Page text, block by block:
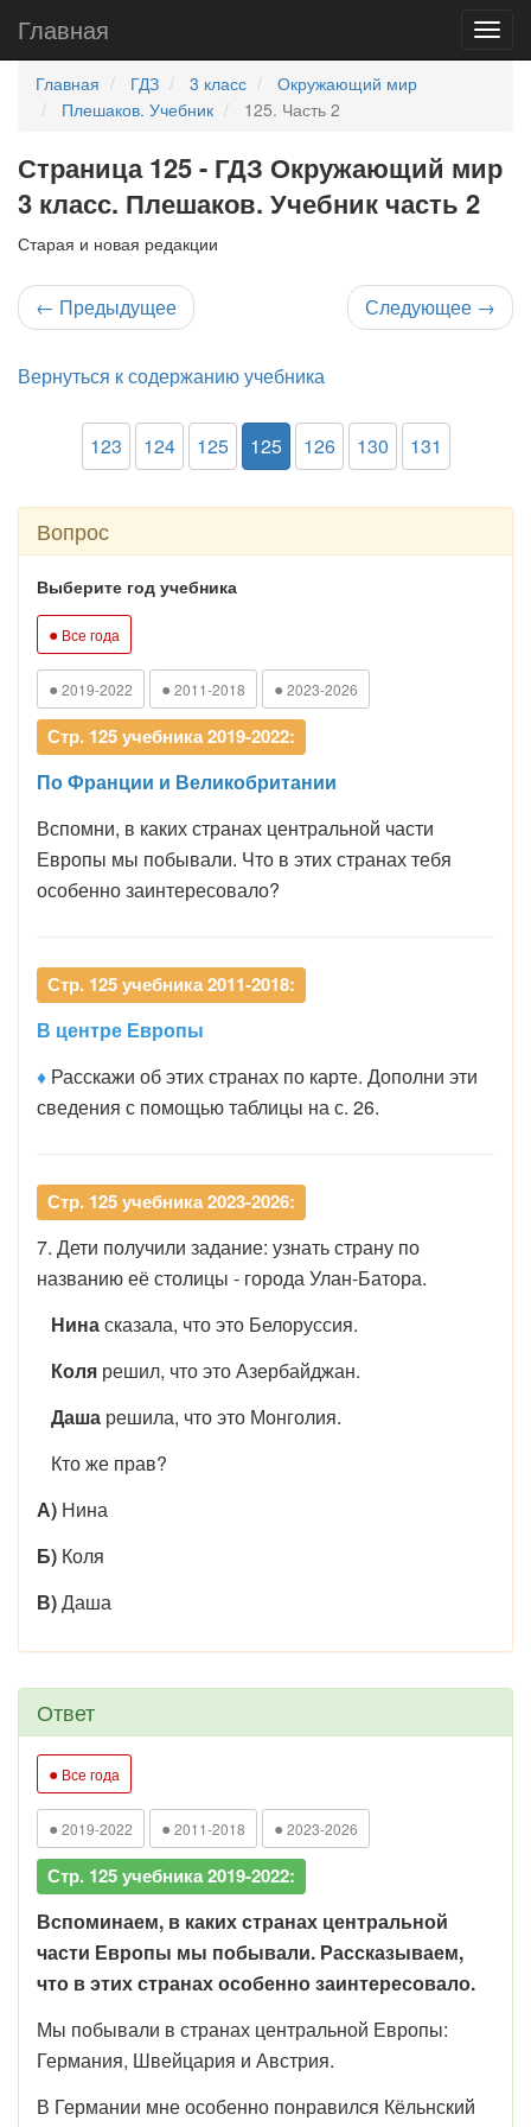
Главная
Главная ГДЗ 3 класс
Окружающий мир
Плешаков. Учебник
125. Часть 2
Страница 125 - ГДЗ Окружающий мир
3 класс. Плешаков. Учебник часть 2
Старая и новая редакции
← Предыдущее Следующее →
Вернуться к содержанию учебника
123 124 125 125 126 130 131
Вопрос
Выберите год учебника
● Все года
● 2019-2022 ● 2011-2018 ● 2023-2026
Стр. 125 учебника 2019-2022:
По Франции и Великобритании
Вспомни, в каких странах центральной части
Европы мы побывали. Что в этих странах тебя
особенно заинтересовало?
Стр. 125 учебника 2011-2018:
В центре Европы
♦ Расскажи об этих странах по карте. Дополни эти
сведения с помощью таблицы на с. 26.
Стр. 125 учебника 2023-2026:
7. Дети получили задание: узнать страну по
названию её столицы - города Улан-Батора.
Нинасказала, что это Белоруссия.
Коля решил, что это Азербайджан.
Даша решила, что это Монголия.
Кто же прав?
А) Нина
Б) Коля
В)Даша
Ответ
● Все года
● 2019-2022 ● 2011-2018 ● 2023-2026
Стр. 125 учебника 2019-2022:
Вспоминаем, в каких странах центральной
части Европы мы побывали. Рассказываем,
что в этих странах особенно заинтересовало.
Мы побывали в странах центральной Европы:
Германия, Швейцария и Австрия.
В Германии мне особенно понравился Кёльнский